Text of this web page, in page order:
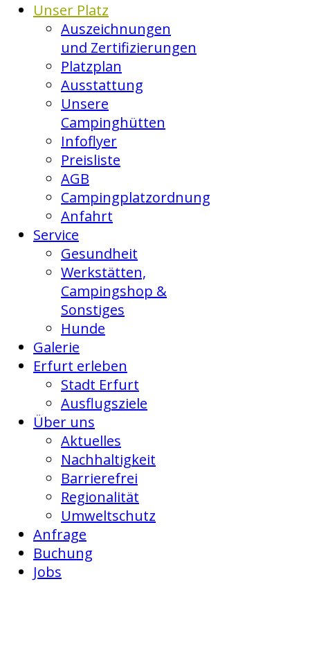
Unser Platz
Auszeichnungen
und Zertifizierungen
Platzplan
Ausstattung
Unsere
Campinghütten
Infoflyer
Preisliste
AGB
Campingplatzordnung
Anfahrt
Service
Gesundheit
Werkstätten,
Campingshop &
Sonstiges
Hunde
Galerie
Erfurt erleben
Stadt Erfurt
Ausflugsziele
Über uns
Aktuelles
Nachhaltigkeit
Barrierefrei
Regionalität
Umweltschutz
Anfrage
Buchung
Jobs